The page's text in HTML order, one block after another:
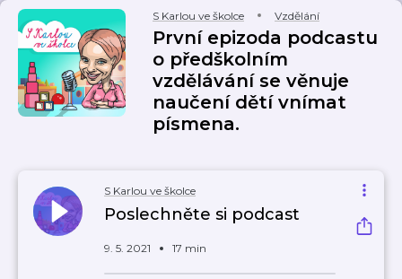
S Karlou ve školce Vzdělání
První epizoda podcastu
o předškolním
vzdělávání se věnuje
naučení dětí vnímat
písmena.
S Karlou ve školce
Poslechněte si podcast
9. 5. 2021 17 min